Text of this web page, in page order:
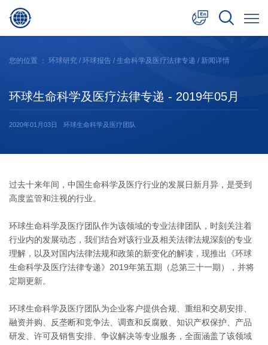
日本語
您的位置 ： 环球研究 / 环球报告 / 生命科学及医疗法律专递 / 新闻详情
环球生命科学及医疗法律专递 - 2019年05月
2020年01月03日 环球生命科学及医疗团队
过去十来年间，中国生命科学及医疗行业的发展日新月异，是受到
高度监管和注视的行业。
环球生命科学及医疗团队作为该领域的专业法律团队，时刻关注着
行业内的发展动态，我们结合对该行业及相关法律法规深刻的专业
理解，以及对国内法律法规和政策的新变化的解读，现推出《环球
生命科学及医疗法律专递》2019年第五期（总第三十一期），并将
定期更新。
环球生命科学及医疗团队为企业客户提供合规、重组和交易安排、
融资并购、反垄断和竞争法、调查和反腐败、知识产权保护、产品
研发、许可及销售安排、争议解决等专业服务，全面涵盖了该领域